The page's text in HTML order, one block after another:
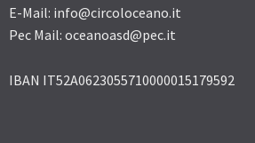
E-Mail: info@circoloceano.it
Pec Mail: oceanoasd@pec.it
IBAN IT52A0623055710000015179592